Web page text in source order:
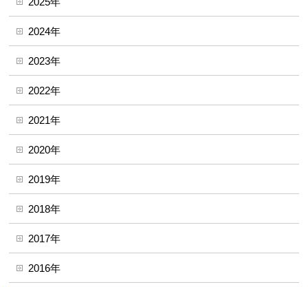
2024年
2023年
2022年
2021年
2020年
2019年
2018年
2017年
2016年